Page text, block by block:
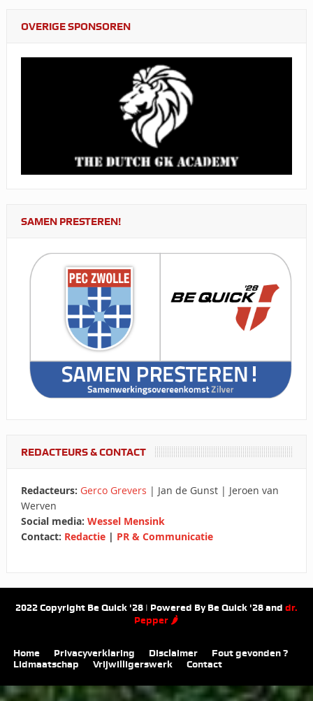
OVERIGE SPONSOREN
SAMEN PRESTEREN!
REDACTEURS & CONTACT
Redacteurs: Gerco Grevers | Jan de Gunst | Jeroen van
Werven
Social media: Wessel Mensink
Contact: Redactie| PR & Communicatie
2022 Copyright Be Quick '28 | Powered By Be Quick '28 and dr.
Pepper 🌶
Home Privacyverklaring Disclaimer
Fout gevonden ?
Lidmaatschap
Vrijwilligerswerk Contact